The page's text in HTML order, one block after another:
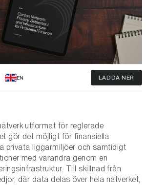
EN LADDA NER
utformat för reglerade
gör det möjligt för finansiella
privata liggarmiljöer och samtidigt
med varandra genom en
Till skillnad från
där data delas över hela nätverket,